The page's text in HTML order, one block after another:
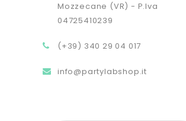
Mozzecane (VR) - P.Iva
04725410239
(+39) 340 29 04 017
info@partylabshop.it